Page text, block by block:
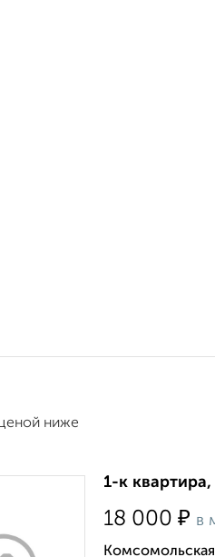
ниже
1-к
18 000 ₽ в